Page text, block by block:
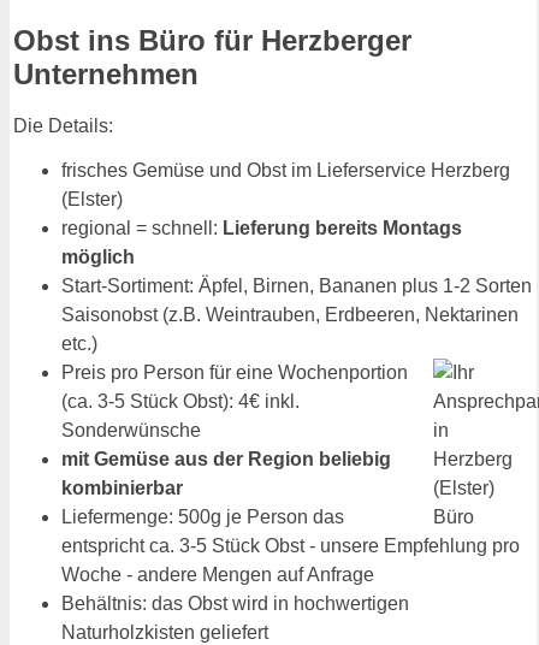
Obst ins Büro für Herzberger
Unternehmen
Die Details:
frisches Gemüse und Obst im Lieferservice Herzberg
(Elster)
regional = schnell: Lieferung bereits Montags
möglich
Start-Sortiment: Äpfel, Birnen, Bananen plus 1-2 Sorten
Saisonobst (z.B. Weintrauben, Erdbeeren, Nektarinen
etc.)
Preis pro Person für eine Wochenportion
(ca. 3-5 Stück Obst): 4€ inkl.
Sonderwünsche
mit Gemüse aus der Region beliebig
kombinierbar
Liefermenge: 500g je Person das
entspricht ca. 3-5 Stück Obst - unsere Empfehlung pro
Woche - andere Mengen auf Anfrage
Behältnis: das Obst wird in hochwertigen
Naturholzkisten geliefert